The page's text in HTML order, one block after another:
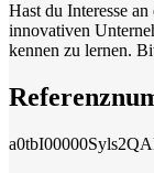
Hast du Interesse
innovativen
kennen zu lernen.